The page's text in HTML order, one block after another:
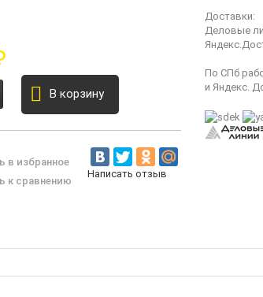
В корзину
в избранное
к сравнению
Написать отзыв
Доставки:
Деловые
По СПб
и Яндекс.